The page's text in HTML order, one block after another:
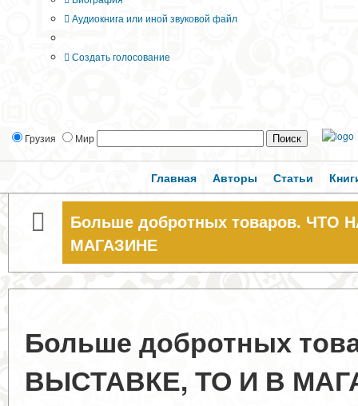
Аудиокнига или иной звуковой файл
Создать голосование
Грузия Мир
Главная Авторы Статьи
Больше добротных товаров. ЧТО
МАГАЗИНЕ
Больше добротных
ВЫСТАВКЕ, ТО И В